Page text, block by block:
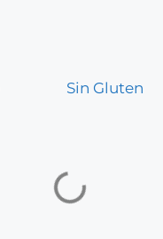
Sin Gluten